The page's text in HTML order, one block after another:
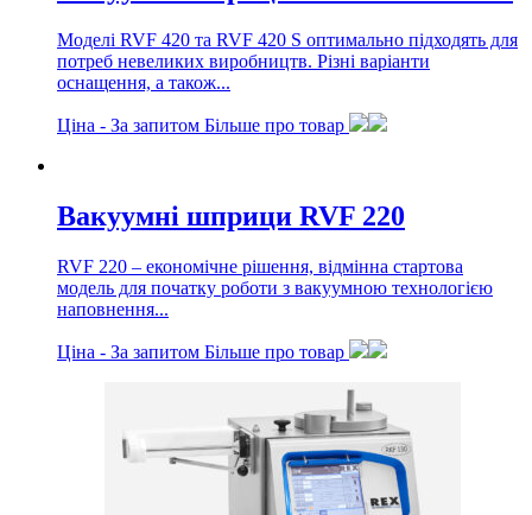
Моделі RVF 420 та RVF 420 S оптимально підходять для
потреб невеликих виробництв. Різні варіанти
оснащення, а також...
Ціна - За запитом Більше про товар
Вакуумні шприци RVF 220
RVF 220 – економічне рішення, відмінна стартова
модель для початку роботи з вакуумною технологією
наповнення...
Ціна - За запитом Більше про товар